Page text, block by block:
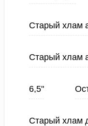
Старый хлам
Старый хлам
6,5"
Старый хлам